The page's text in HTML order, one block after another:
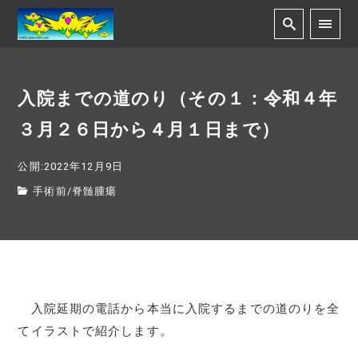
入院までの道のり（その１：令和４年
３月２６日から４月１日まで）
公開:2022年12月9日
手術前/脊髄腫瘍
入院延期の電話から本当に入院するまでの道のりを全
てイラストで紹介します。